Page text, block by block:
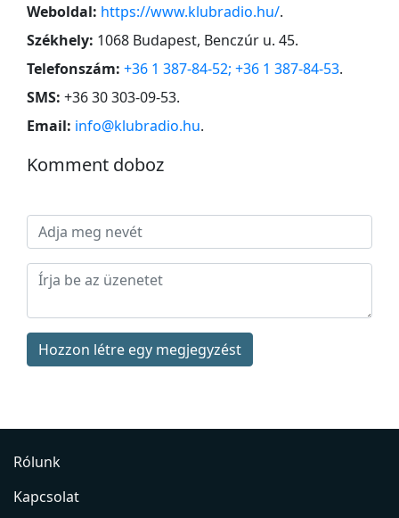
Weboldal: https://www.klubradio.hu/.
Székhely: 1068 Budapest, Benczúr u. 45.
Telefonszám: +36 1 387-84-52; +36 1 387-84-53.
SMS: +36 30 303-09-53.
Email: info@klubradio.hu.
Komment doboz
Hozzon létre egy megjegyzést
Rólunk
Kapcsolat